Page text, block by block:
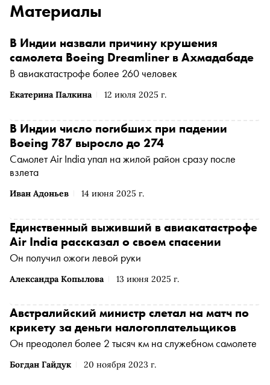
Материалы
Екатерина Палкина 12 июля 2025 г.
В Индии назвали причину крушения
самолета Boeing Dreamliner в Ахмадабаде
В авиакатастрофе более 260 человек
Иван Адоньев 14 июня 2025 г.
В Индии число погибших при падении
Boeing 787 выросло до 274
Самолет Air India упал на жилой район сразу после
взлета
Александра Копылова 13 июня 2025 г.
Единственный выживший в авиакатастрофе
Air India рассказал о своем спасении
Он получил ожоги левой руки
Богдан Гайдук 20 ноября 2023 г.
Австралийский министр слетал на матч по
крикету за деньги налогоплательщиков
Он преодолел более 2 тысяч км на служебном самолете